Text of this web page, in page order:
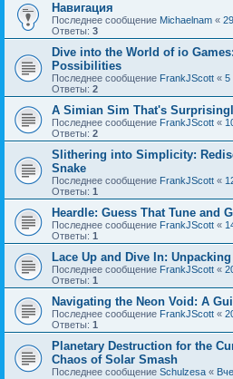
Навигация
Последнее сообщение Michaelnam «
Ответы: 3
Dive into the World of io
Possibilities
Последнее сообщение FrankJScott « 5
Ответы: 2
A Simian Sim That's
Последнее сообщение FrankJScott «
Ответы: 2
Slithering into Simplicity:
Snake
Последнее сообщение FrankJScott «
Ответы: 1
Heardle: Guess That Tune and
Последнее сообщение FrankJScott «
Ответы: 1
Lace Up and Dive In:
Последнее сообщение FrankJScott «
Ответы: 1
Navigating the Neon Void: A
Последнее сообщение FrankJScott «
Ответы: 1
Planetary Destruction for the
Chaos of Solar Smash
Последнее сообщение Schulzesa «